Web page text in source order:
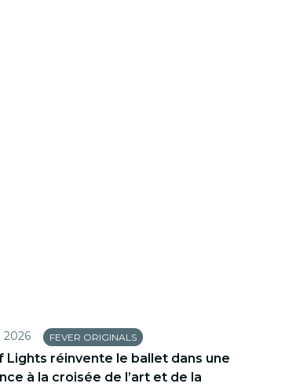
2026 FEVER ORIGINALS
Lights réinvente le ballet dans une
à la croisée de l’art et de la